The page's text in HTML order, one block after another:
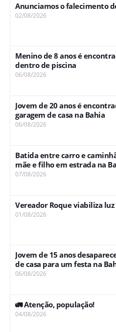
Anunciamos o falecimento
02/08/2026
Menino de 8 anos é
dentro de piscina
06/08/2026
Jovem de 20 anos é
garagem de casa na Bahia
06/08/2026
Batida entre carro e
mãe e filho em estrada na
07/08/2026
Vereador Roque viabiliza
01/08/2026
Jovem de 15 anos
de casa para um festa na
06/08/2026
🚛 Atenção, população!
04/08/2026